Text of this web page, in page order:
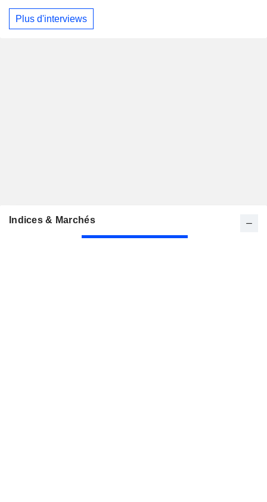
Plus d'interviews
Indices & Marchés